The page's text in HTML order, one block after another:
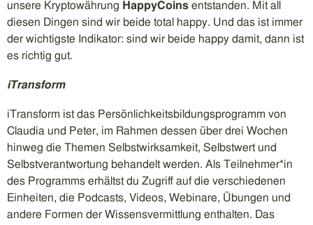
unsere Kryptowährung HappyCoins entstanden. Mit all
diesen Dingen sind wir beide total happy. Und das ist immer
der wichtigste Indikator: sind wir beide happy damit, dann ist
es richtig gut.
iTransform
iTransform ist das Persönlichkeitsbildungsprogramm von
Claudia und Peter, im Rahmen dessen über drei Wochen
hinweg die Themen Selbstwirksamkeit, Selbstwert und
Selbstverantwortung behandelt werden. Als Teilnehmer*in
des Programms erhältst du Zugriff auf die verschiedenen
Einheiten, die Podcasts, Videos, Webinare, Übungen und
andere Formen der Wissensvermittlung enthalten. Das